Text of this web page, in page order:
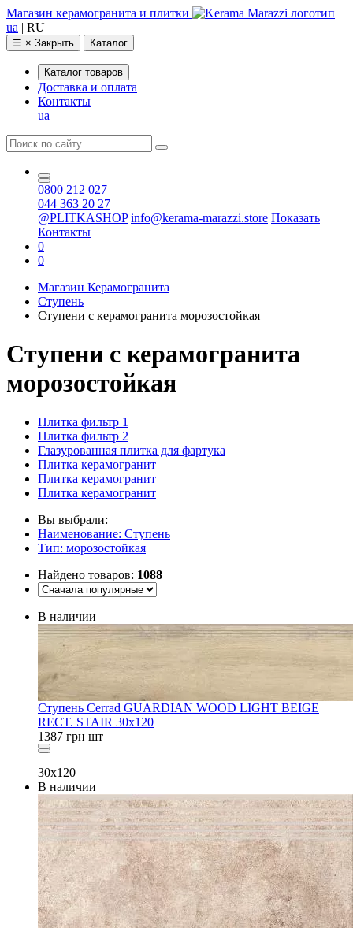
Магазин керамогранита и плитки
ua | RU
☰ × Закрыть Каталог
Каталог товаров
Доставка и оплата
Контакты
ua
0800 212 027
044 363 20 27
@PLITKASHOP info@kerama-marazzi.store Показать
Контакты
0
0
Магазин Керамогранита
Ступень
Cтупени с керамогранита морозостойкая
Cтупени с керамогранита
морозостойкая
Плитка фильтр 1
Плитка фильтр 2
Глазурованная плитка для фартука
Плитка керамогранит
Плитка керамогранит
Плитка керамогранит
Вы выбрали:
Наименование: Ступень
Тип: морозостойкая
Найдено товаров: 1088
В наличии
Ступень Cerrad GUARDIAN WOOD LIGHT BEIGE
RECT. STAIR 30x120
1387 грн шт
30x120
В наличии